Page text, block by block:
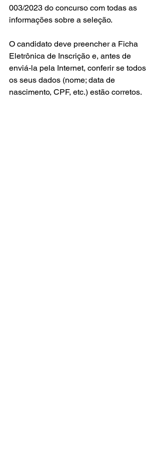
003/2023 do concurso com todas as
informações sobre a seleção.
O candidato deve preencher a Ficha
Eletrônica de Inscrição e, antes de
enviá-la pela Internet, conferir se todos
os seus dados (nome; data de
nascimento, CPF, etc.) estão corretos.